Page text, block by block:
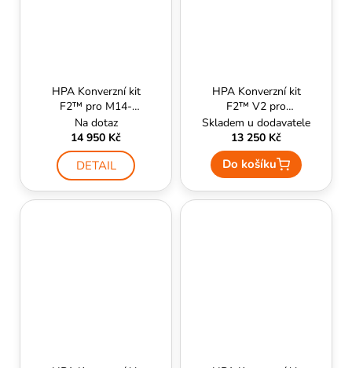
HPA Konverzní kit
F2™ pro M14-
PolarStar
Na dotaz
14 950 Kč
DETAIL
HPA Konverzní kit
F2™ V2 pro
M4/M16 - PolarStar
Skladem u dodavatele
13 250 Kč
Do košíku